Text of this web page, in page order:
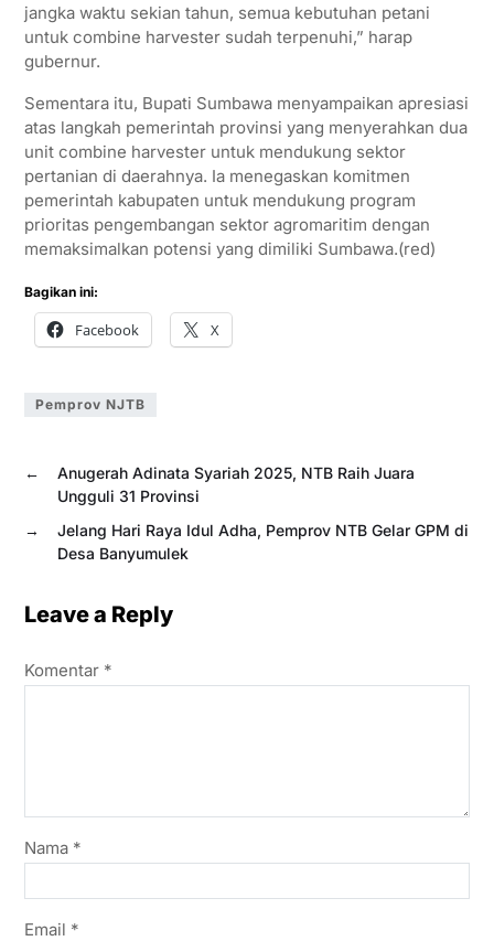
jangka waktu sekian tahun, semua kebutuhan petani
untuk combine harvester sudah terpenuhi,” harap
gubernur.
Sementara itu, Bupati Sumbawa menyampaikan apresiasi
atas langkah pemerintah provinsi yang menyerahkan dua
unit combine harvester untuk mendukung sektor
pertanian di daerahnya. Ia menegaskan komitmen
pemerintah kabupaten untuk mendukung program
prioritas pengembangan sektor agromaritim dengan
memaksimalkan potensi yang dimiliki Sumbawa.(red)
Bagikan ini:
Facebook X
Pemprov NJTB
←
Anugerah Adinata Syariah 2025, NTB Raih Juara
Ungguli 31 Provinsi
→
Jelang Hari Raya Idul Adha, Pemprov NTB Gelar GPM di
Desa Banyumulek
Leave a Reply
Komentar *
Nama *
Email *